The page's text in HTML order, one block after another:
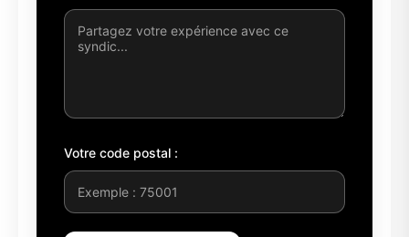
Votre code postal :